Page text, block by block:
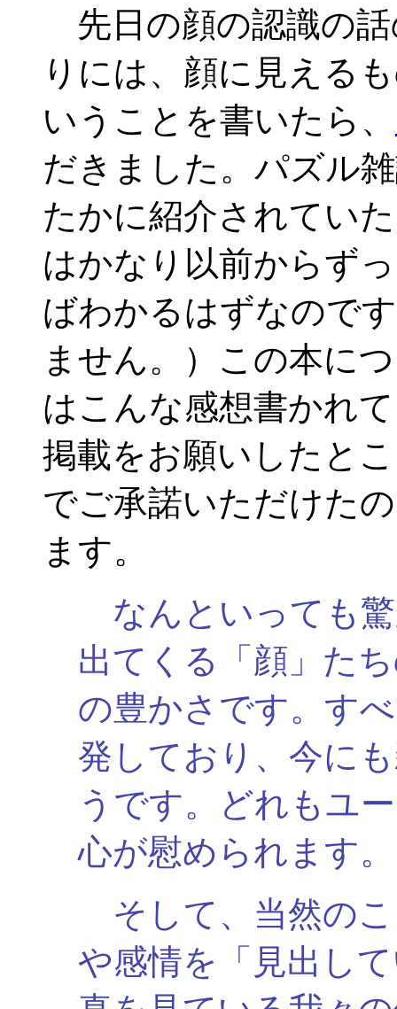
先日の顔の認識の
りには、顔に見える
いうことを書いたら、
だきました。パズル
たかに紹介されてい
はかなり以前からず
ばわかるはずなので
ません。）この本に
はこんな感想書かれ
掲載をお願いしたと
でご承諾いただけた
ます。
なんといっても
出てくる「顔」た
の豊かさです。す
発しており、今に
うです。どれもユ
心が慰められます。
そして、当然の
や感情を「見出し